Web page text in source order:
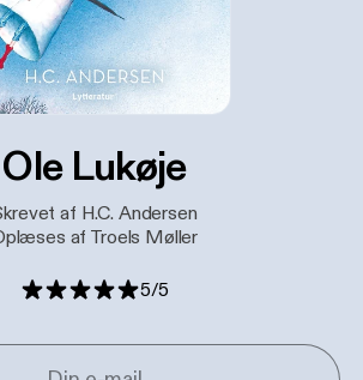
Ole Lukøje
af H.C. Andersen
af Troels Møller
5/5